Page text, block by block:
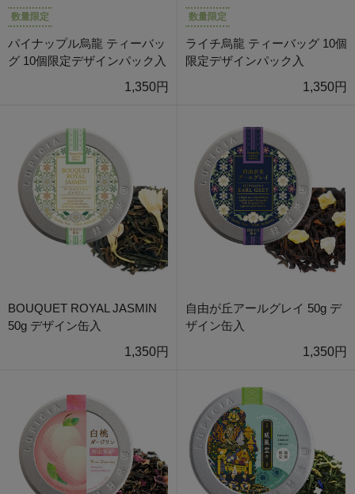
数量限定
パイナップル烏龍 ティーバッ
グ 10個限定デザインパック入
1,350円
数量限定
ライチ烏龍 ティーバッグ 10個
限定デザインパック入
1,350円
BOUQUET ROYAL JASMIN
50g デザイン缶入
1,350円
自由が丘アールグレイ 50g デ
ザイン缶入
1,350円